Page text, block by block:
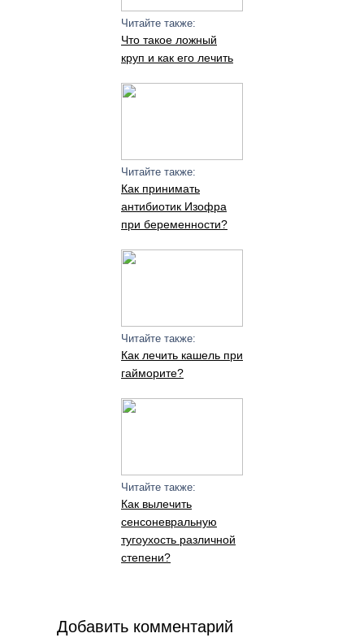
Читайте также:
Что такое ложный
круп и как его лечить
Читайте также:
Как принимать
антибиотик Изофра
при беременности?
Читайте также:
Как лечить кашель при
гайморите?
Читайте также:
Как вылечить
сенсоневральную
тугоухость различной
степени?
Добавить комментарий